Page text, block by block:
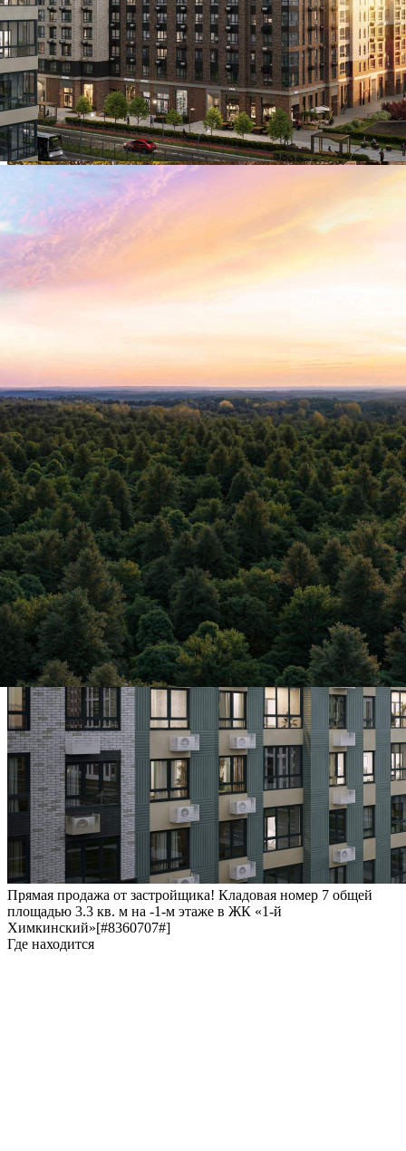
Прямая продажа от застройщика! Кладовая номер 7 общей
площадью 3.3 кв. м на -1-м этаже в ЖК «1-й
Химкинский»[#8360707#]
Где находится